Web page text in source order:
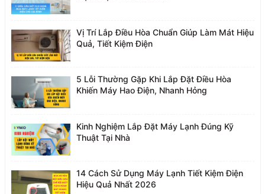
Vị Trí Lắp Điều Hòa Chuẩn Giúp Làm Mát Hiệu
Quả, Tiết Kiệm Điện
5 Lỗi Thường Gặp Khi Lắp Đặt Điều Hòa
Khiến Máy Hao Điện, Nhanh Hỏng
Kinh Nghiệm Lắp Đặt Máy Lạnh Đúng Kỹ
Thuật Tại Nhà
14 Cách Sử Dụng Máy Lạnh Tiết Kiệm Điện
Hiệu Quả Nhất 2026